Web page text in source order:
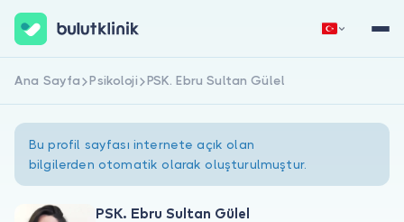
Hemen Kaydol Giriş Yap
Ana Sayfa Psikoloji PSK. Ebru Sultan Gülel
Bu profil sayfası internete açık olan
bilgilerden otomatik olarak oluşturulmuştur.
PSK. Ebru Sultan Gülel